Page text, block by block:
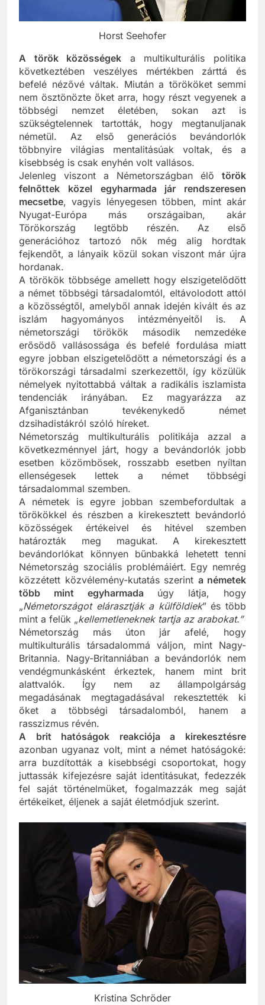
Horst Seehofer
A török közösségek a multikulturális politika
következtében veszélyes mértékben zárttá és
befelé nézővé váltak. Miután a törököket semmi
nem ösztönözte őket arra, hogy részt vegyenek a
többségi nemzet életében, sokan azt is
szükségtelennek tartották, hogy megtanuljanak
németül. Az első generációs bevándorlók
többnyire világias mentalitásúak voltak, és a
kisebbség is csak enyhén volt vallásos.
Jelenleg viszont a Németországban élő török
felnőttek közel egyharmada jár rendszeresen
mecsetbe, vagyis lényegesen többen, mint akár
Nyugat-Európa más országaiban, akár
Törökország legtöbb részén. Az első
generációhoz tartozó nők még alig hordtak
fejkendőt, a lányaik közül sokan viszont már újra
hordanak.
A törökök többsége amellett hogy elszigetelődött
a német többségi társadalomtól, eltávolodott attól
a közösségtől, amelyből annak idején kivált és az
iszlám hagyományos intézményeitől is. A
németországi törökök második nemzedéke
erősödő vallásossága és befelé fordulása miatt
egyre jobban elszigetelődött a németországi és a
törökországi társadalmi szerkezettől, így közülük
némelyek nyitottabbá váltak a radikális iszlamista
tendenciák irányában. Ez magyarázza az
Afganisztánban tevékenykedő német
dzsihadistákról szóló híreket.
Németország multikulturális politikája azzal a
következménnyel járt, hogy a bevándorlók jobb
esetben közömbösek, rosszabb esetben nyíltan
ellenségesek lettek a német többségi
társadalommal szemben.
A németek is egyre jobban szembefordultak a
törökökkel és részben a kirekesztett bevándorló
közösségek értékeivel és hitével szemben
határozták meg magukat. A kirekesztett
bevándorlókat könnyen bűnbakká lehetett tenni
Németország szociális problémáiért. Egy nemrég
közzétett közvélemény-kutatás szerint a németek
több mint egyharmada úgy látja, hogy
„Németországot elárasztják a külföldiek” és több
mint a felük „kellemetleneknek tartja az arabokat.”
Németország más úton jár afelé, hogy
multikulturális társadalommá váljon, mint Nagy-
Britannia. Nagy-Britanniában a bevándorlók nem
vendégmunkásként érkeztek, hanem mint brit
alattvalók. Így nem az állampolgárság
megadásának megtagadásával rekesztették ki
őket a többségi társadalomból, hanem a
rasszizmus révén.
A brit hatóságok reakciója a kirekesztésre
azonban ugyanaz volt, mint a német hatóságoké:
arra buzdították a kisebbségi csoportokat, hogy
juttassák kifejezésre saját identitásukat, fedezzék
fel saját történelmüket, fogalmazzák meg saját
értékeiket, éljenek a saját életmódjuk szerint.
Kristina Schröder